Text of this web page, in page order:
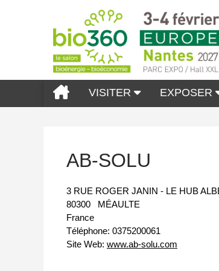
VISITER EXPOSER
AB-SOLU
3 RUE ROGER JANIN - LE HUB
80300
MÉAULTE
France
Téléphone: 0375200061
Site Web: www.ab-solu.com